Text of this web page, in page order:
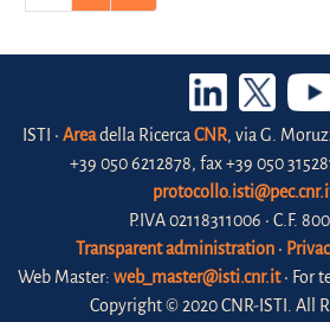
ISTI • Areadella Ricerca CNR, via G.
+39 050 6212878, fax +39 050
P.IVA 02118311006 • C.F.
Transparent administration •
Web Master: web_master@isti.cnr.it• For
Copyright © 2020 CNR-ISTI. All